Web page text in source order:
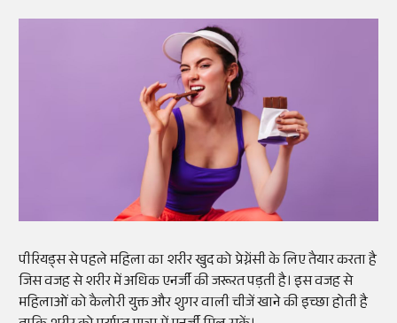
पीरियड्स से पहले महिला का शरीर खुद को प्रेग्नेंसी के लिए तैयार करता है
जिस वजह से शरीर में अधिक एनर्जी की जरूरत पड़ती है। इस वजह से
महिलाओं को कैलोरी युक्त और शुगर वाली चीजें खाने की इच्छा होती है